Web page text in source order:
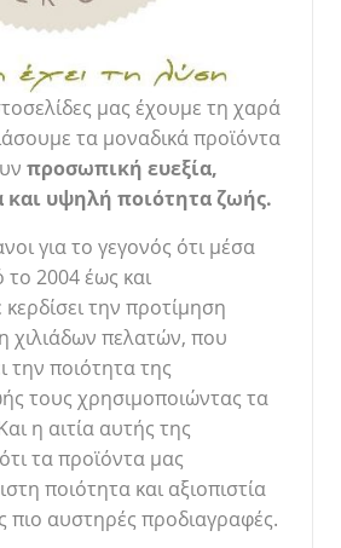
μας έχουμε τη χαρά
τα μοναδικά προϊόντα
προσωπική ευεξία,
και υψηλή ποιότητα ζωής.
για το γεγονός ότι μέσα
2004 έως και
την προτίμηση
χιλιάδων πελατών, που
την ποιότητα της
τους χρησιμοποιώντας τα
η αιτία αυτής της
τα προϊόντα μας
ποιότητα και αξιοπιστία
πιο αυστηρές προδιαγραφές.